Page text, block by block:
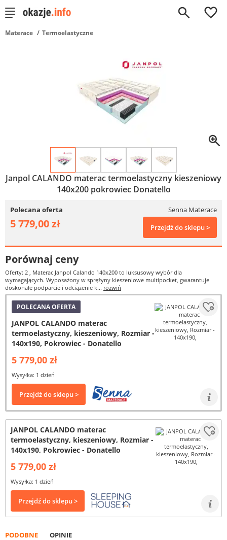
0
Materace Termoelastyczne
Janpol CALANDO materac termoelastyczny kieszeniowy
140x200 pokrowiec Donatello
Polecana oferta Senna Materace
5 779,00 zł Przejdź do sklepu >
Porównaj ceny
Oferty: 2 , Materac Janpol Calando 140x200 to luksusowy wybór dla
wymagających. Wyposażony w sprężyny kieszeniowe multipocket, gwarantuje
doskonałe podparcie i odciążenie k... rozwiń
POLECANA OFERTA
JANPOL CALANDO materac
termoelastyczny, kieszeniowy, Rozmiar -
140x190, Pokrowiec - Donatello
5 779,00 zł
Wysyłka: 1 dzień
Przejdź do sklepu >
JANPOL CALANDO materac
termoelastyczny, kieszeniowy, Rozmiar -
140x190, Pokrowiec - Donatello
5 779,00 zł
Wysyłka: 1 dzień
Przejdź do sklepu >
PODOBNE OPINIE